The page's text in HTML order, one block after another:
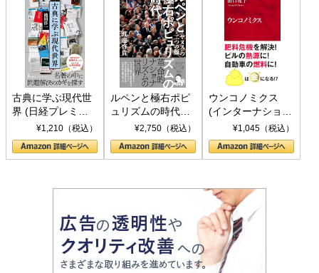
古典に学ぶ現代世
界 (日経プレミア
シリーズ)¥1,210（税込）
ルペンと極右ポピ
ュリズムの時代：
〈ヤヌス〉の二つ
の顔
¥2,750（税込）
ウンコノミクス
(インターナショナ
ル新書)¥1,045（税込）